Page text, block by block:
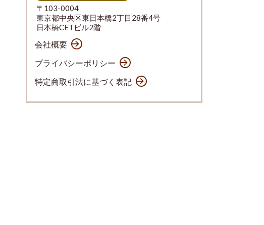
〒103-0004
東京都中央区東日本橋2丁目28番4号
日本橋CETビル2階
会社概要
プライバシーポリシー
特定商取引法に基づく表記